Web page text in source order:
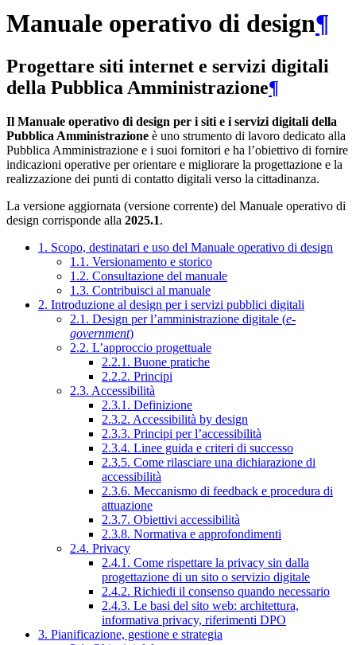
Manuale operativo di design¶
Progettare siti internet e servizi digitali
della Pubblica Amministrazione¶
Il Manuale operativo di design per i siti e i servizi digitali della
Pubblica Amministrazione è uno strumento di lavoro dedicato alla
Pubblica Amministrazione e i suoi fornitori e ha l’obiettivo di fornire
indicazioni operative per orientare e migliorare la progettazione e la
realizzazione dei punti di contatto digitali verso la cittadinanza.
La versione aggiornata (versione corrente) del Manuale operativo di
design corrisponde alla 2025.1.
1. Scopo, destinatari e uso del Manuale operativo di design
1.1. Versionamento e storico
1.2. Consultazione del manuale
1.3. Contribuisci al manuale
2. Introduzione al design per i servizi pubblici digitali
2.1. Design per l’amministrazione digitale (e-
government)
2.2. L’approccio progettuale
2.2.1. Buone pratiche
2.2.2. Principi
2.3. Accessibilità
2.3.1. Definizione
2.3.2. Accessibilità by design
2.3.3. Principi per l’accessibilità
2.3.4. Linee guida e criteri di successo
2.3.5. Come rilasciare una dichiarazione di
accessibilità
2.3.6. Meccanismo di feedback e procedura di
attuazione
2.3.7. Obiettivi accessibilità
2.3.8. Normativa e approfondimenti
2.4. Privacy
2.4.1. Come rispettare la privacy sin dalla
progettazione di un sito o servizio digitale
2.4.2. Richiedi il consenso quando necessario
2.4.3. Le basi del sito web: architettura,
informativa privacy, riferimenti DPO
3. Pianificazione, gestione e strategia